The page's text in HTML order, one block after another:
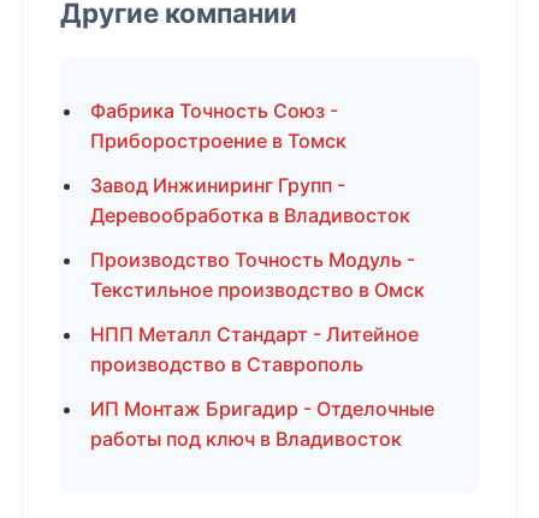
Другие компании
Фабрика Точность Союз -
Приборостроение в Томск
Завод Инжиниринг Групп -
Деревообработка в Владивосток
Производство Точность Модуль -
Текстильное производство в Омск
НПП Металл Стандарт - Литейное
производство в Ставрополь
ИП Монтаж Бригадир - Отделочные
работы под ключ в Владивосток